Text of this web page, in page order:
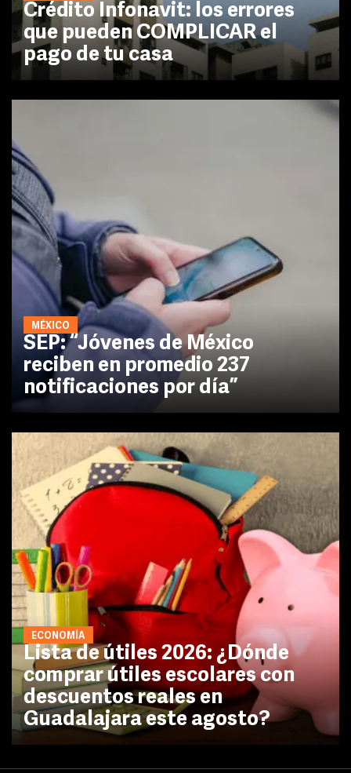
Crédito Infonavit: los errores
que pueden COMPLICAR el
pago de tu casa
MÉXICO
SEP: “Jóvenes de México
reciben en promedio 237
notificaciones por día”
ECONOMÍA
Lista de útiles 2026: ¿Dónde
comprar útiles escolares con
descuentos reales en
Guadalajara este agosto?